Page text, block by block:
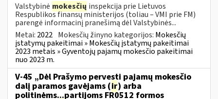
Valstybinė mokesčių inspekcija prie Lietuvos
Respublikos finansų ministerijos (toliau – VMI prie FM)
parengė informacinį pranešimą dėl Valstybinės...
Metai: 2022 Mokesčių žinyno kategorijos: Mokesčių
įstatymų pakeitimai » Mokesčių įstatymų pakeitimai
2023 metais » Gyventojų pajamų mokesčio pakeitimai
nuo 2023 m.
V-45 „Dėl Prašymo pervesti pajamų mokesčio
dalį paramos gavėjams (ir) arba
politinėms...partijoms FR0512 formos